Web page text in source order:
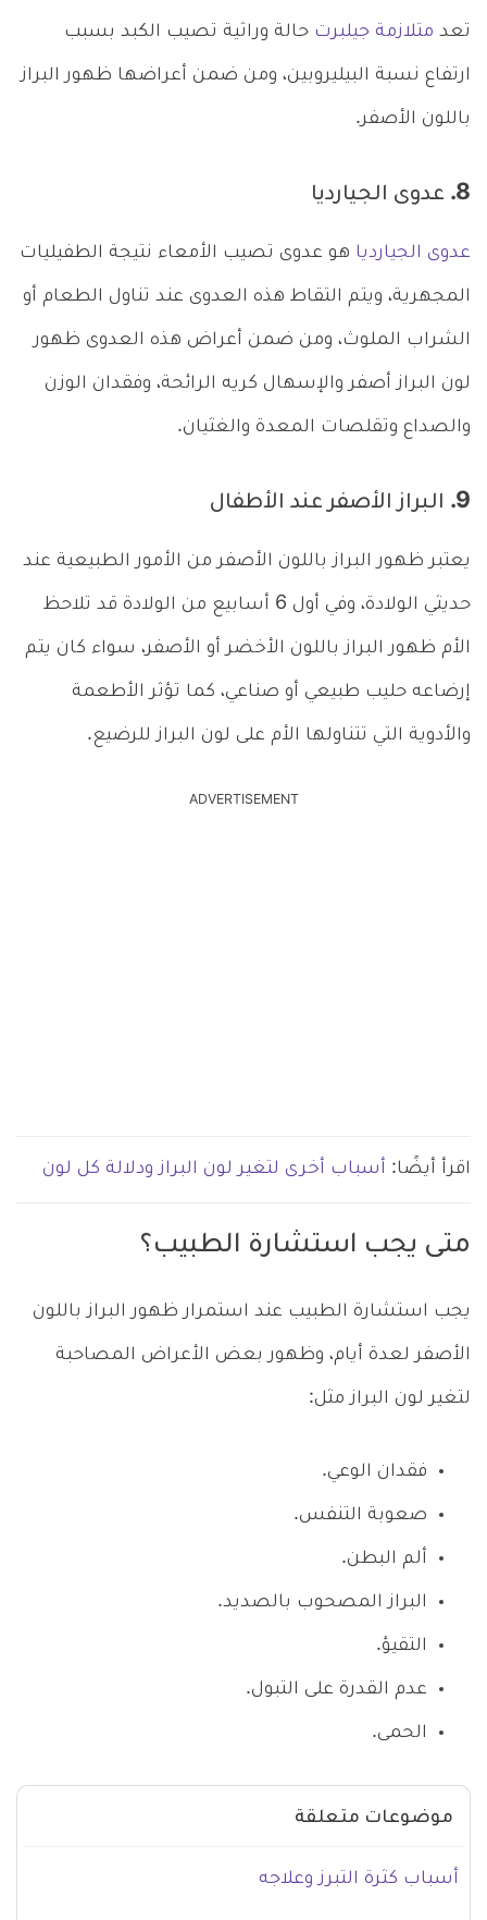
تعد متلازمة جيلبرت حالة وراثية تصيب الكبد بسبب
ارتفاع نسبة البيليروبين، ومن ضمن أعراضها ظهور البراز
باللون الأصفر.
8. عدوى الجيارديا
عدوى الجيارديا هو عدوى تصيب الأمعاء نتيجة الطفيليات
المجهرية، ويتم التقاط هذه العدوى عند تناول الطعام أو
الشراب الملوث، ومن ضمن أعراض هذه العدوى ظهور
لون البراز أصفر والإسهال كريه الرائحة، وفقدان الوزن
والصداع وتقلصات المعدة والغثيان.
9. البراز الأصفر عند الأطفال
يعتبر ظهور البراز باللون الأصفر من الأمور الطبيعية عند
حديثي الولادة، وفي أول 6 أسابيع من الولادة قد تلاحظ
الأم ظهور البراز باللون الأخضر أو الأصفر، سواء كان يتم
إرضاعه حليب طبيعي أو صناعي، كما تؤثر الأطعمة
والأدوية التي تتناولها الأم على لون البراز للرضيع.
ADVERTISEMENT
اقرأ أيضًا: أسباب أخرى لتغير لون البراز ودلالة كل لون
متى يجب استشارة الطبيب؟
يجب استشارة الطبيب عند استمرار ظهور البراز باللون
الأصفر لعدة أيام، وظهور بعض الأعراض المصاحبة
لتغير لون البراز مثل:
فقدان الوعي.
صعوبة التنفس.
ألم البطن.
البراز المصحوب بالصديد.
التقيؤ.
عدم القدرة على التبول.
الحمى.
موضوعات متعلقة
أسباب كثرة التبرز وعلاجه